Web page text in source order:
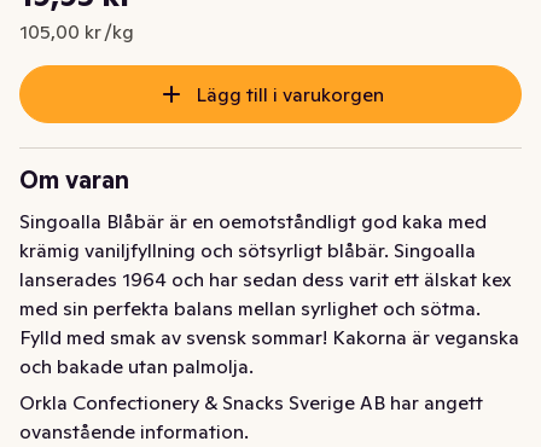
Nuvarande pris är: 19,95 kr
105,00 kr /kg
Lägg till i varukorgen
Om varan
Singoalla Blåbär är en oemotståndligt god kaka med
krämig vaniljfyllning och sötsyrligt blåbär. Singoalla
lanserades 1964 och har sedan dess varit ett älskat kex
med sin perfekta balans mellan syrlighet och sötma.
Fylld med smak av svensk sommar! Kakorna är veganska
och bakade utan palmolja.
Singoalla Blåbär är en oemotståndligt god kaka med
krämig vaniljfyllning och sötsyrligt blåbär. Singoalla
Orkla Confectionery & Snacks Sverige AB har angett
ovanstående information.